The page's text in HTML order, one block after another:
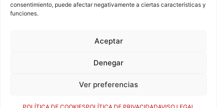
consentimiento, puede afectar negativamente a ciertas características y
funciones.
Aceptar
Denegar
Ver preferencias
VIDEOCONFERENCIAS
POLÍTICA DE PRIVACIDAD
CONTACTO
© FEDERACIÓN ESPAÑOLA DE RUGBY 2023.